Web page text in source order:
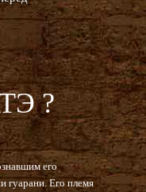
?
его
гуарани. Его племя